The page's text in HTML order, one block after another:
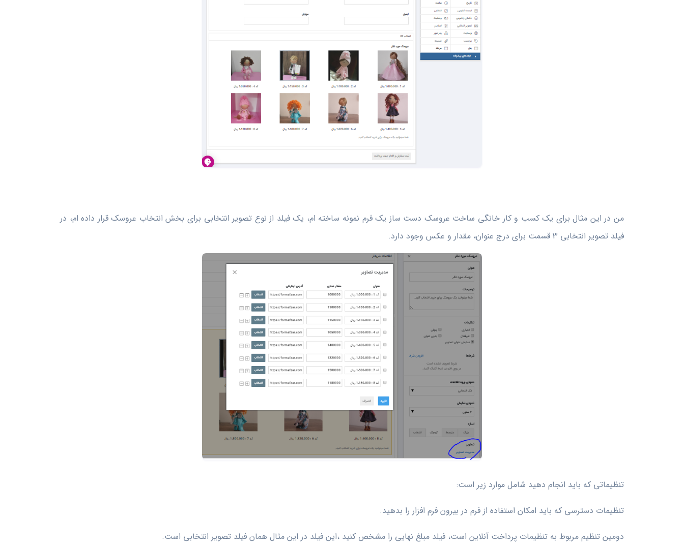
من در این مثال برای یک کسب و کار خانگی ساخت عروسک دست ساز یک فرم نمونه ساخته ام، یک فیلد از نوع تصویر انتخابی برای بخش انتخاب عروسک قرار داده ام، در
فیلد تصویر انتخابی 3 قسمت برای درج عنوان، مقدار و عکس وجود دارد.
تنظیماتی که باید انجام دهید شامل موارد زیر است:
تنظیمات دسترسی که باید امکان استفاده از فرم در بیرون فرم افزار را بدهید.
دومین تنظیم مربوط به تنظیمات پرداخت آنلاین است، فیلد مبلغ نهایی را مشخص کنید ،این فیلد در این مثال همان فیلد تصویر انتخابی است.